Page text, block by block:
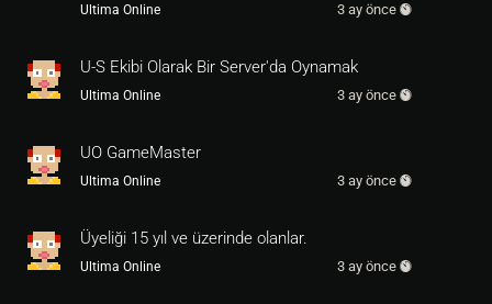
Ultima Online 3 ay önce
U-S Ekibi Olarak Bir Server'da Oynamak
Ultima Online 3 ay önce
UO GameMaster
Ultima Online 3 ay önce
Üyeliği 15 yıl ve üzerinde olanlar.
Ultima Online 3 ay önce